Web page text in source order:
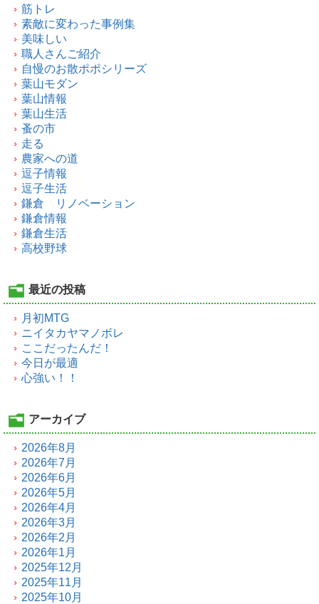
筋トレ
素敵に変わった事例集
美味しい
職人さんご紹介
自慢のお散ポポシリーズ
葉山モダン
葉山情報
葉山生活
蚤の市
走る
農家への道
逗子情報
逗子生活
鎌倉 リノベーション
鎌倉情報
鎌倉生活
高校野球
最近の投稿
月初MTG
ニイタカヤマノボレ
ここだったんだ！
今日が最適
心強い！！
アーカイブ
2026年8月
2026年7月
2026年6月
2026年5月
2026年4月
2026年3月
2026年2月
2026年1月
2025年12月
2025年11月
2025年10月